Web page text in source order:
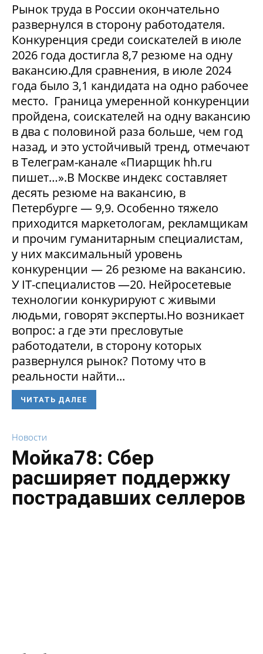
Рынок труда в России окончательно
развернулся в сторону работодателя.
Конкуренция среди соискателей в июле
2026 года достигла 8,7 резюме на одну
вакансию.Для сравнения, в июле 2024
года было 3,1 кандидата на одно рабочее
место. Граница умеренной конкуренции
пройдена, соискателей на одну вакансию
в два с половиной раза больше, чем год
назад, и это устойчивый тренд, отмечают
в Телеграм-канале «Пиарщик hh.ru
пишет…».В Москве индекс составляет
десять резюме на вакансию, в
Петербурге — 9,9. Особенно тяжело
приходится маркетологам, рекламщикам
и прочим гуманитарным специалистам,
у них максимальный уровень
конкуренции — 26 резюме на вакансию.
У IT-специалистов —20. Нейросетевые
технологии конкурируют с живыми
людьми, говорят эксперты.Но возникает
вопрос: а где эти пресловутые
работодатели, в сторону которых
развернулся рынок? Потому что в
реальности найти...
ЧИТАТЬ ДАЛЕЕ
Новости
Мойка78: Сбер
расширяет поддержку
пострадавших селлеров